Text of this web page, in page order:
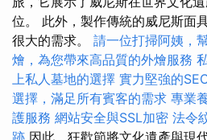
位。 此外，製作傳統的威尼斯面
很大的需求。 請一位打掃阿姨，
燴，為您帶來高品質的外燴服務
上私人墓地的選擇 實力堅強的
選擇，滿足所有賓客的需求 專業
護服務 網站安全與SSL加密 法令
跡 因此，狂歡節將文化遺產與現